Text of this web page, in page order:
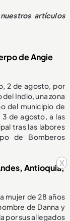
x
artículos
de Angie
2 de agosto, por
Indio, una zona
del municipio de
de agosto, a las
tras las labores
de Bomberos
Antioquia,
mujer de 28 años
de Danna y
por sus allegados